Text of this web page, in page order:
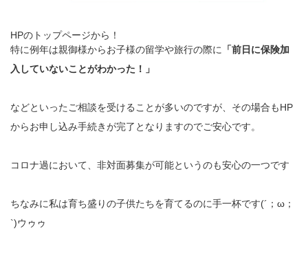
HPのトップページから！
特に例年は親御様からお子様の留学や旅行の際に
「前日に保険加
入していないことがわかった！」
などといったご相談を受けることが多いのですが、その場合もHP
からお申し込み手続きが完了となりますのでご安心です。
コロナ過において、非対面募集が可能というのも安心の一つです
ちなみに私は育ち盛りの子供たちを育てるのに手一杯です(´；ω；
`)ウゥゥ